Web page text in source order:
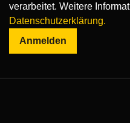
verarbeitet. Weitere
Datenschutzerklärung.
Anmelden